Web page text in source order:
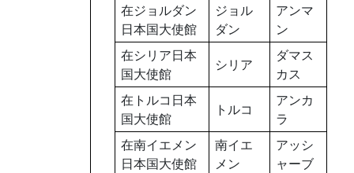
在ジョルダン
日本国大使館
ジョル
ダン
アンマ
ン
在シリア日本
国大使館
シリア
ダマス
カス
在トルコ日本
国大使館
トルコ
アンカ
ラ
在南イエメン
日本国大使館
南イエ
メン
アッシ
ャーブ